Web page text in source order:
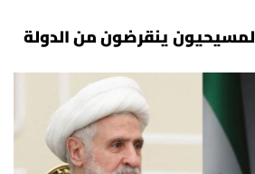
ينقرضون من الدولة